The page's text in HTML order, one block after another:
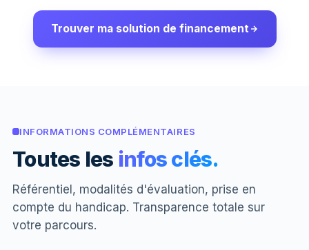
Trouver ma solution de financement
INFORMATIONS COMPLÉMENTAIRES
Toutes les infos clés.
Référentiel, modalités d'évaluation, prise en
compte du handicap. Transparence totale sur
votre parcours.